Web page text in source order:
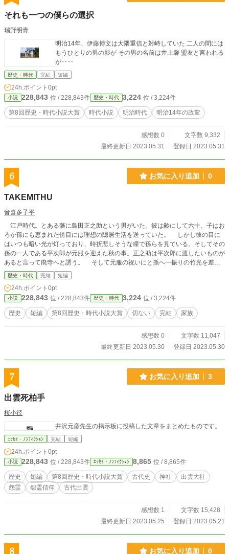
それも一つの僕らの選択
瑞野明青
明治14年、伊藤博文は大隈重信と対峙していた 二人の間には
もうひとりの男の影が その男の名前は井上馨 盟友と言われる
が‥‥
歴史・時代 完結 短編
24h.ポイント 0pt
小説 228,843 位 / 228,843件 歴史・時代 3,224 位 / 3,224件
第8回歴史・時代小説大賞 時代小説 明治時代 明治14年の政変
感想数 0
文字数 9,332
最終更新日 2023.05.31
登録日 2023.05.31
6 お気に入り追加 0
TAKEMITHU
音喜多子平
江戸時代。とある藩に島田正之助という男がいた。彼は齢にして六十、子はお
ろか孫にも恵まれた傍目には理想の隠居生活を送っていた。 しかし彼の目に
はいつも暗い光が灯っており、時折悲しそうな瞳で孫らを見ている。そしてその
孫の一人である平次郎が元服を迎えた秋の事。正之助は平次郎に渡したいものが
あると言って廃寺へと誘う。 そして元服の祝いにと孫へ一振りの竹光を差し
出すと、徐に島田家の過去について語り始める。
歴史・時代 完結 短編
24h.ポイント 0pt
小説 228,843 位 / 228,843件 歴史・時代 3,224 位 / 3,224件
歴史 短編 第8回歴史・時代小説大賞 切ない 完結 家族
感想数 0
文字数 11,047
最終更新日 2023.05.30
登録日 2023.05.30
7 お気に入り追加 3
出雲死柏手
桜小径
井沢元彦先生の掲示板に投稿した文章をまとめたものです。
ｴｯｾｲ・ﾉﾝﾌｨｸｼｮﾝ 完結 短編
24h.ポイント 0pt
小説 228,843 位 / 228,843件 ｴｯｾｲ・ﾉﾝﾌｨｸｼｮﾝ 8,865 位 / 8,865件
歴史 短編 第8回歴史・時代小説大賞 古代史 神社
出雲大社
怨霊
怨霊信仰 古代出雲
感想数 1
文字数 15,428
最終更新日 2023.05.25
登録日 2023.05.21
8 お気に入り追加 0